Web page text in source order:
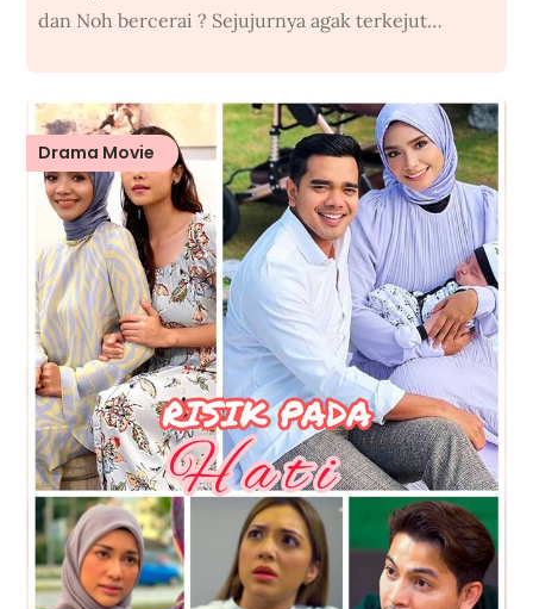
dan Noh bercerai ? Sejujurnya agak terkejut…
Drama Movie